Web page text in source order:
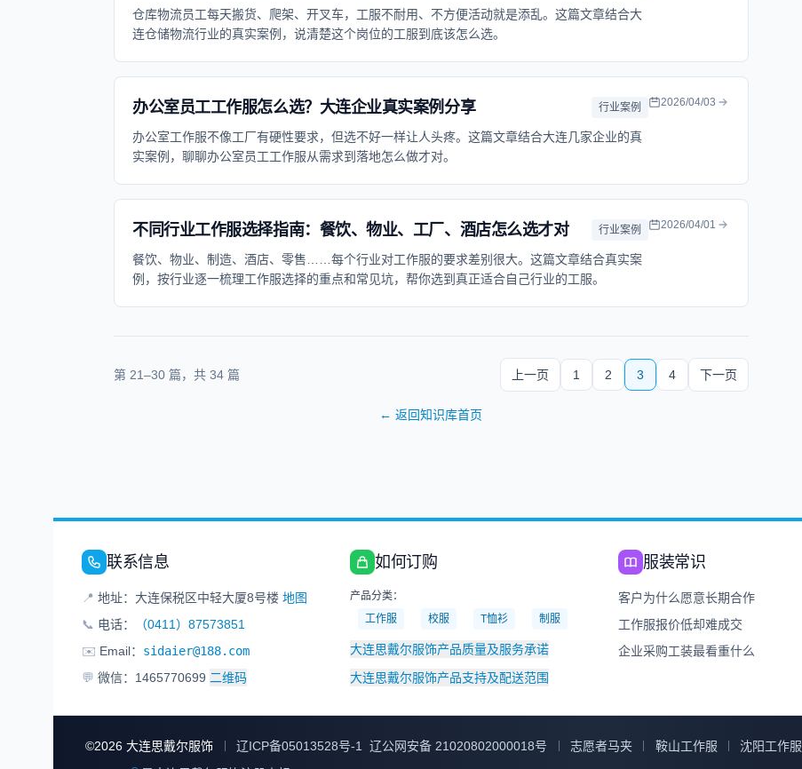
仓库物流员工每天搬货、爬架、开叉车，工服不耐用、不方便活动就是添乱。这篇文章结合大
连仓储物流行业的真实案例，说清楚这个岗位的工服到底该怎么选。
办公室员工工作服怎么选？大连企业真实案例分享 行业案例
办公室工作服不像工厂有硬性要求，但选不好一样让人头疼。这篇文章结合大连几家企业的真
实案例，聊聊办公室员工工作服从需求到落地怎么做才对。
2026/04/03
不同行业工作服选择指南：餐饮、物业、工厂、酒店怎么选才对 行业案例
餐饮、物业、制造、酒店、零售……每个行业对工作服的要求差别很大。这篇文章结合真实案
例，按行业逐一梳理工作服选择的重点和常见坑，帮你选到真正适合自己行业的工服。
2026/04/01
第 21–30 篇，共 34 篇 上一页 1 2 3 4 下一页
←返回知识库首页
联系信息
📍 地址：大连保税区中轻大厦8号楼 地图
📞 电话：
（0411）87573851
✉️ Email： sidaier@188.com
💬 微信：1465770699 二维码
如何订购
产品分类：
工作服
校服 T恤衫 制服
大连思戴尔服饰产品质量及服务承诺
大连思戴尔服饰产品支持及配送范围
服装常识
客户为什么愿意长期合作
工作服报价低却难成交
企业采购工装最看重什么
©2026 大连思戴尔服饰 辽ICP备05013528号-1 辽公网安备 21020802000018号 志愿者马夹 鞍山工作服 沈阳工作服